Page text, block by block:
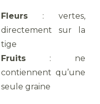
Fleurs : vertes,
directement sur la
tige
Fruits : ne
contiennent qu’une
seule graine